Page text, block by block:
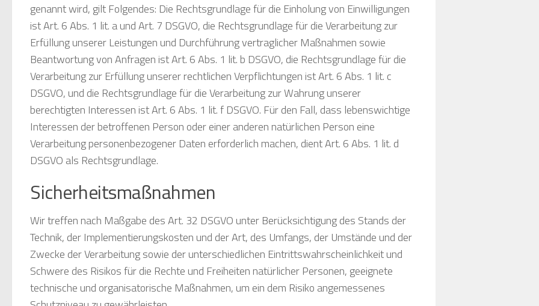
genannt wird, gilt Folgendes: Die Rechtsgrundlage für die Einholung von Einwilligungen
ist Art. 6 Abs. 1 lit. a und Art. 7 DSGVO, die Rechtsgrundlage für die Verarbeitung zur
Erfüllung unserer Leistungen und Durchführung vertraglicher Maßnahmen sowie
Beantwortung von Anfragen ist Art. 6 Abs. 1 lit. b DSGVO, die Rechtsgrundlage für die
Verarbeitung zur Erfüllung unserer rechtlichen Verpflichtungen ist Art. 6 Abs. 1 lit. c
DSGVO, und die Rechtsgrundlage für die Verarbeitung zur Wahrung unserer
berechtigten Interessen ist Art. 6 Abs. 1 lit. f DSGVO. Für den Fall, dass lebenswichtige
Interessen der betroffenen Person oder einer anderen natürlichen Person eine
Verarbeitung personenbezogener Daten erforderlich machen, dient Art. 6 Abs. 1 lit. d
DSGVO als Rechtsgrundlage.
Sicherheitsmaßnahmen
Wir treffen nach Maßgabe des Art. 32 DSGVO unter Berücksichtigung des Stands der
Technik, der Implementierungskosten und der Art, des Umfangs, der Umstände und der
Zwecke der Verarbeitung sowie der unterschiedlichen Eintrittswahrscheinlichkeit und
Schwere des Risikos für die Rechte und Freiheiten natürlicher Personen, geeignete
technische und organisatorische Maßnahmen, um ein dem Risiko angemessenes